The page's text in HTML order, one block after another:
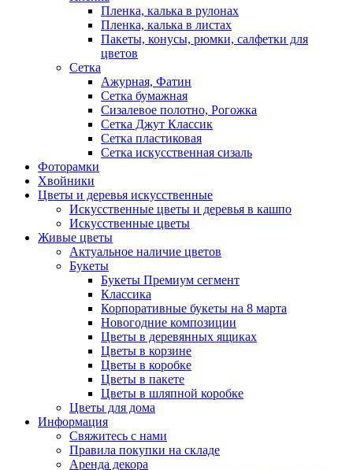
Пленка, калька в рулонах
Пленка, калька в листах
Пакеты, конусы, рюмки, салфетки для
цветов
Сетка
Ажурная, Фатин
Сетка бумажная
Сизалевое полотно, Рогожка
Сетка Джут Классик
Сетка пластиковая
Сетка искусственная сизаль
Фоторамки
Хвойники
Цветы и деревья искусственные
Искусственные цветы и деревья в кашпо
Искусственные цветы
Живые цветы
Актуальное наличие цветов
Букеты
Букеты Премиум сегмент
Классика
Корпоративные букеты на 8 марта
Новогодние композиции
Цветы в деревянных ящиках
Цветы в корзине
Цветы в коробке
Цветы в пакете
Цветы в шляпной коробке
Цветы для дома
Информация
Свяжитесь с нами
Правила покупки на складе
Аренда декора